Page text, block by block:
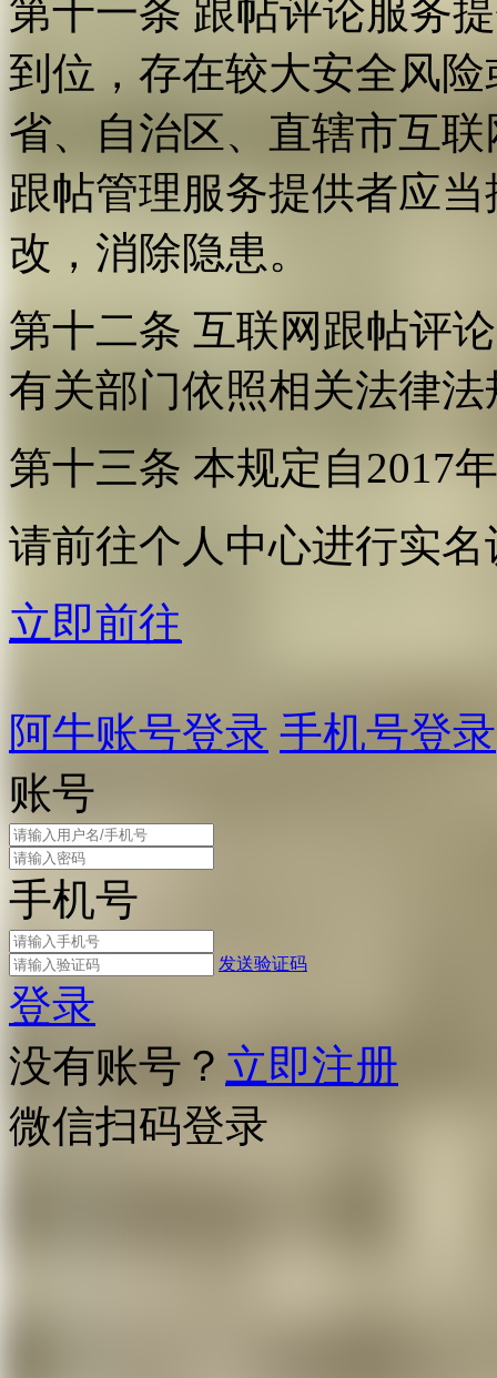
第十一条 跟帖评论服务
到位，存在较大安全风
省、自治区、直辖市互
跟帖管理服务提供者应
改，消除隐患。
第十二条 互联网跟帖评
有关部门依照相关法律
第十三条 本规定自2017
请前往个人中心进行实名
立即前往
阿牛账号登录 手机号登录
账号
手机号
发送验证码
登录
没有账号？ 立即注册
微信扫码登录